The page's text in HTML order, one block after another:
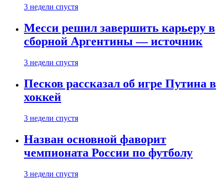
3 недели спустя
Месси решил завершить карьеру в
сборной Аргентины — источник
3 недели спустя
Песков рассказал об игре Путина в
хоккей
3 недели спустя
Назван основной фаворит
чемпионата России по футболу
3 недели спустя